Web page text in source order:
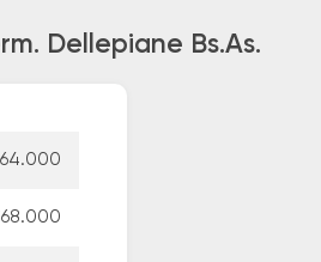
Dellepiane Bs.As.